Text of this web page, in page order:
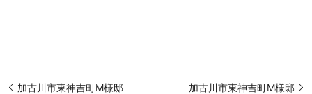
加古川市東神吉町M様邸 加古川市東神吉町M様邸